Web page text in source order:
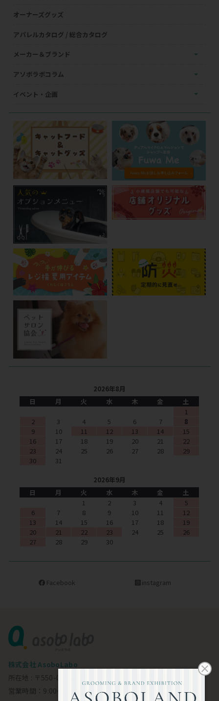
オーナーズグッズ
アパレルカタログ / 総合カタログ
メーカー＆ブランド
アソボラボコラム
イベント・企画
2026年8月
日
月 火 水 木 金
土
1
2
3 4 5 6 7
8
9
10 11 12 13 14
15
16
17 18 19 20 21
22
23
24 25 26 27 28
29
30
31
2026年9月
日
月 火 水 木 金
土
1
2 3 4
5
6
7 8 9 10 11
12
13
14 15 16 17 18
19
20
21 22 23 24 25
26
27
28 29 30
Facebook instagram
株式会社 AsoboLabo
所在地 : 〒550-0002 大阪市西区江戸堀1-23-11 6F
営業時間：9:00～18:00